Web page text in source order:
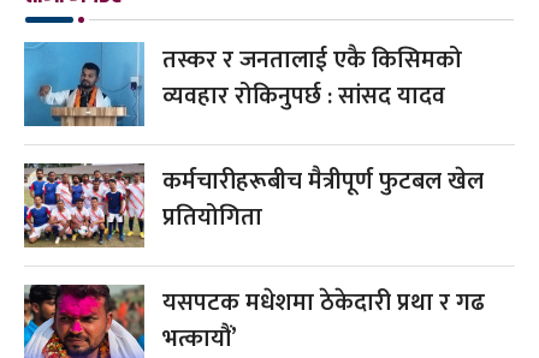
तस्कर र जनतालाई एकै किसिमको
व्यवहार रोकिनुपर्छ : सांसद यादव
कर्मचारीहरूबीच मैत्रीपूर्ण फुटबल खेल
प्रतियोगिता
यसपटक मधेशमा ठेकेदारी प्रथा र गढ
भत्कायौं’